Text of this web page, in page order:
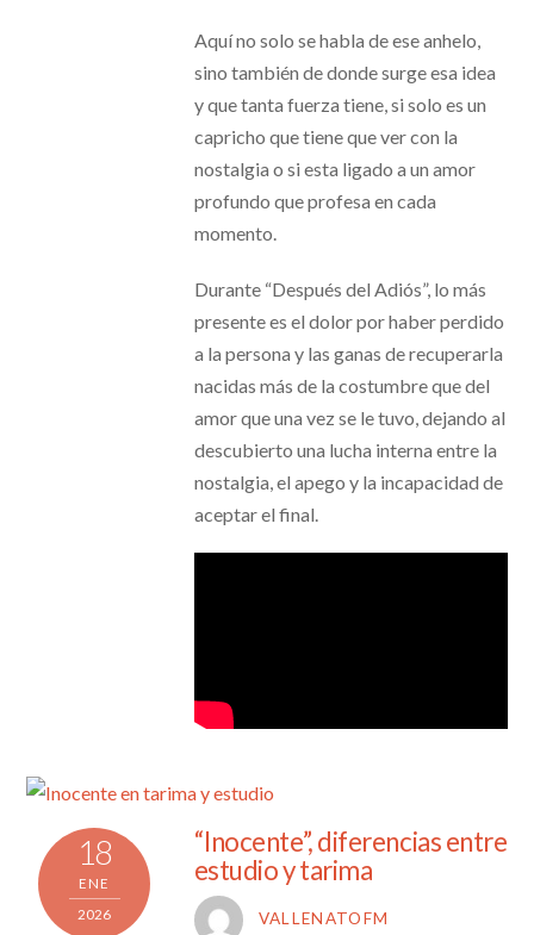
Aquí no solo se habla de ese anhelo,
sino también de donde surge esa idea
y que tanta fuerza tiene, si solo es un
capricho que tiene que ver con la
nostalgia o si esta ligado a un amor
profundo que profesa en cada
momento.
Durante “Después del Adiós”, lo más
presente es el dolor por haber perdido
a la persona y las ganas de recuperarla
nacidas más de la costumbre que del
amor que una vez se le tuvo, dejando al
descubierto una lucha interna entre la
nostalgia, el apego y la incapacidad de
aceptar el final.
18
ENE
2026
“Inocente”, diferencias entre
estudio y tarima
VALLENATOFM